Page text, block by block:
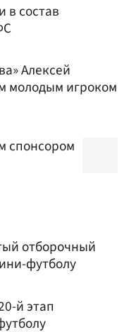
в состав
Алексей
молодым игроком
спонсором
отборочный
футболу
й этап